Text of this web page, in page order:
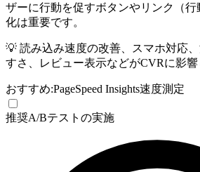
ザーに行動を促すボタンやリンク
（
化は重要です。
💡 読み込み速度の改善、スマホ対応
すさ、レビュー表示などがCVRに影響
おすすめ:PageSpeed Insights速度測定
推奨A/Bテストの実施